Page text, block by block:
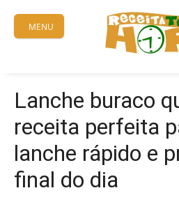
content
MENU
Lanche buraco
receita perfeita
lanche rápido e
final do dia